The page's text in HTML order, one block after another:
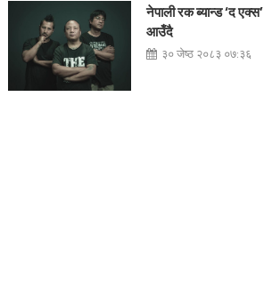
नेपाली रक ब्यान्ड ‘द
आउँदै
३० जेष्ठ २०८३ ०७:३६